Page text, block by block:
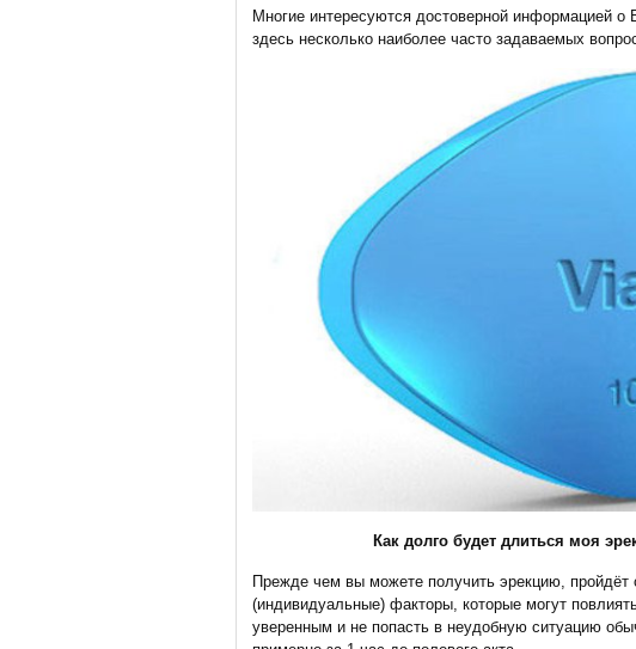
Многие интересуются достоверной информацией
здесь несколько наиболее часто задаваемых
Как долго будет длиться моя
Прежде чем вы можете получить эрекцию, пройдёт
(индивидуальные) факторы, которые могут
уверенным и не попасть в неудобную ситуацию